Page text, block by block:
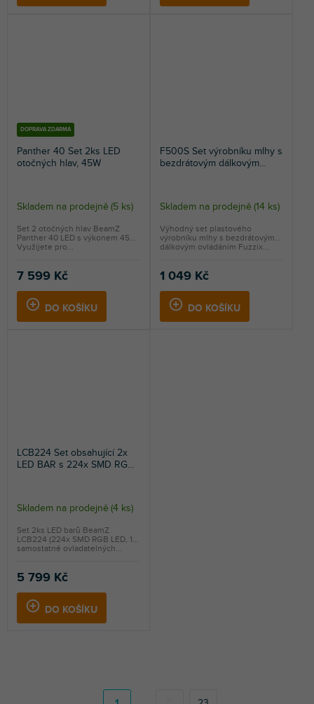
DOPRAVA ZDARMA
Panther 40 Set 2ks LED
otočných hlav, 45W
Skladem na prodejně (5 ks)
7 599 Kč
DO KOŠÍKU
Set 2 otočných hlav BeamZ
Panther 40 LED s výkonem 45W.
Využijete pro...
F500S Set výrobníku mlhy s
bezdrátovým dálkovým
Skladem na prodejně (14 ks)
1 049 Kč
DO KOŠÍKU
Výhodný set plastového
výrobníku mlhy s bezdrátovým
dálkovým ovládáním Fuzzix...
LCB224 Set obsahující 2x
LED BAR s 224x SMD RGB
Skladem na prodejně (4 ks)
5 799 Kč
DO KOŠÍKU
Set 2ks LED barů BeamZ
LCB224 (224x SMD RGB LED, 16
samostatně ovladatelných...